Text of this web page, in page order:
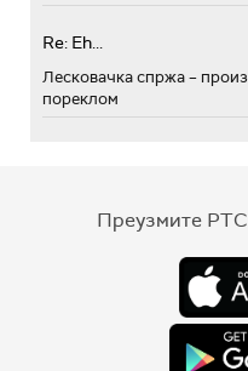
Re: Eh...
Лесковачка спржа –
пореклом
Преузмите РТС